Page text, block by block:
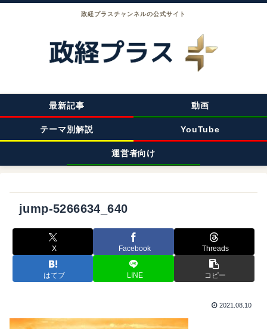
政経プラスチャンネルの公式サイト
最新記事 動画
テーマ別解説 YouTube
運営者向け
jump-5266634_640
X Facebook Threads
はてブ LINE コピー
2021.08.10